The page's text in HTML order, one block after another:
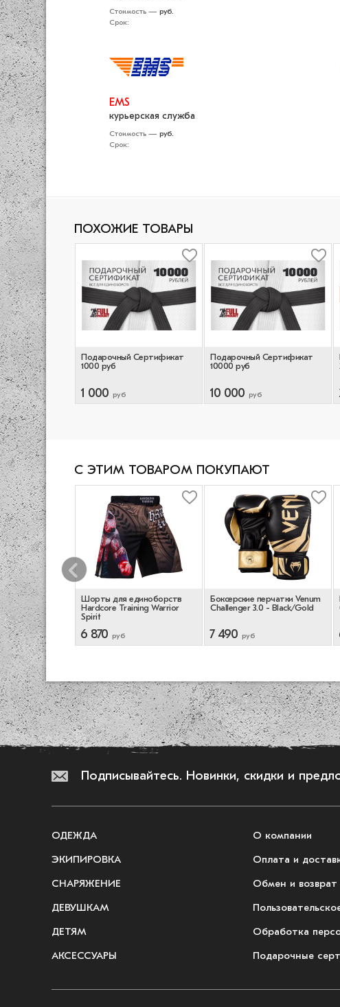
Стоимость — руб.
Срок:
EMS
курьерская служба
Стоимость — руб.
Срок:
ПОХОЖИЕ ТОВАРЫ
Подарочный Сертификат
1000 руб
1 000 руб
Подарочный Сертификат
10000 руб
10 000 руб
С ЭТИМ ТОВАРОМ ПОКУПАЮТ
Everlast
- Красный
Шорты для единоборств
Hardcore Training Warrior
Spirit
6 870 руб
Боксерские перчатки Venum
Challenger 3.0 - Black/Gold
7 490 руб
Подписывайтесь. Новинки, скидки и
ОДЕЖДА
ЭКИПИРОВКА
СНАРЯЖЕНИЕ
ДЕВУШКАМ
ДЕТЯМ
АКСЕССУАРЫ
О компании
Оплата и
Обмен и возврат
Обработка
Подарочные